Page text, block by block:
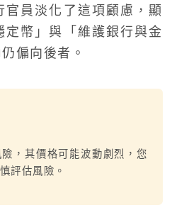
員淡化了這項顧慮，顯
定幣」與「維護銀行與金
偏向後者。
，其價格可能波動劇烈，您
評估風險。